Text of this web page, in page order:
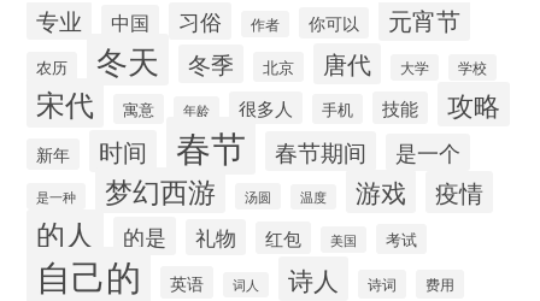
专业 中国 习俗 作者 你可以 元宵节
农历 冬天 冬季 北京 唐代 大学 学校
宋代 寓意 年龄 很多人 手机 技能 攻略
新年 时间 春节 春节期间 是一个
是一种 梦幻西游 汤圆 温度 游戏 疫情
的人 的是 礼物 红包 美国 考试
自己的 英语 词人 诗人 诗词 费用